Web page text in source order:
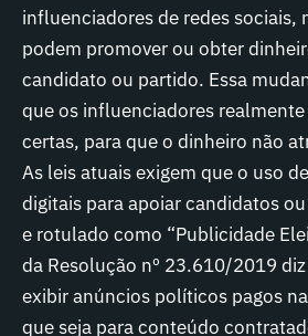
influenciadores de redes sociais,
podem promover ou obter
candidato ou partido. Essa
que os influenciadores
certas, para que o dinheiro não
As leis atuais exigem que o uso
digitais para apoiar candidatos
e rotulado como “Publicidade
da Resolução nº 23.610/2019
exibir anúncios políticos pagos
que seja para conteúdo